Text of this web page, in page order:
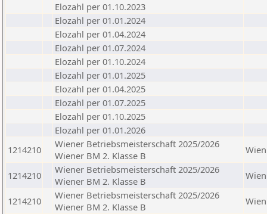
Elozahl per 01.10.2023
Elozahl per 01.01.2024
Elozahl per 01.04.2024
Elozahl per 01.07.2024
Elozahl per 01.10.2024
Elozahl per 01.01.2025
Elozahl per 01.04.2025
Elozahl per 01.07.2025
Elozahl per 01.10.2025
Elozahl per 01.01.2026
1214210
Wiener Betriebsmeisterschaft 2025/2026
Wiener BM 2. Klasse B
Wien
1214210
Wiener Betriebsmeisterschaft 2025/2026
Wiener BM 2. Klasse B
Wien
1214210
Wiener Betriebsmeisterschaft 2025/2026
Wiener BM 2. Klasse B
Wien